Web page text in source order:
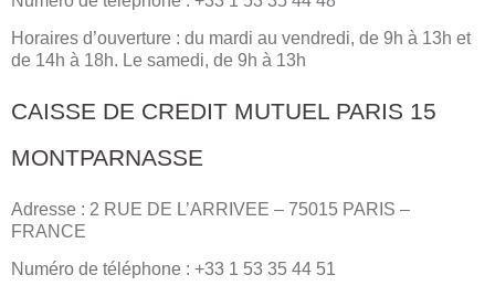
Horaires d’ouverture : du mardi au vendredi, de 9h à 13h et
de 14h à 18h. Le samedi, de 9h à 13h
CAISSE DE CREDIT MUTUEL PARIS 15
MONTPARNASSE
Adresse : 2 RUE DE L’ARRIVEE – 75015 PARIS –
FRANCE
Numéro de téléphone : +33 1 53 35 44 51